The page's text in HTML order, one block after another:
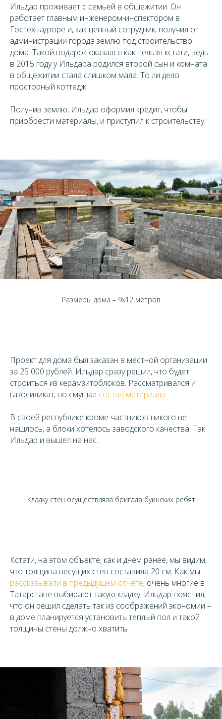
Ильдар проживает с семьей в общежитии. Он
работает главным инженером-инспектором в
Гостехнадзоре и, как ценный сотрудник, получил от
администрации города землю под строительство
дома. Такой подарок оказался как нельзя кстати, ведь
в 2015 году у Ильдара родился второй сын и комната
в общежитии стала слишком мала. То ли дело
просторный коттедж.
Получив землю, Ильдар оформил кредит, чтобы
приобрести материалы, и приступил к строительству.
Размеры дома – 9х12 метров
Проект для дома был заказан в местной организации
за 25 000 рублей. Ильдар сразу решил, что будет
строиться из керамзитоблоков. Рассматривался и
газосиликат, но смущал состав материала .
В своей республике кроме частников никого не
нашлось, а блоки хотелось заводского качества. Так
Ильдар и вышел на нас.
Кладку стен осуществляла бригада буинских ребят
Кстати, на этом объекте, как и днем ранее, мы видим,
что толщина несущих стен составила 20 см. Как мы
рассказывали в предыдущем отчете, очень многие в
Татарстане выбирают такую кладку. Ильдар пояснил,
что он решил сделать так из соображений экономии –
в доме планируется установить теплый пол и такой
толщины стены должно хватить.